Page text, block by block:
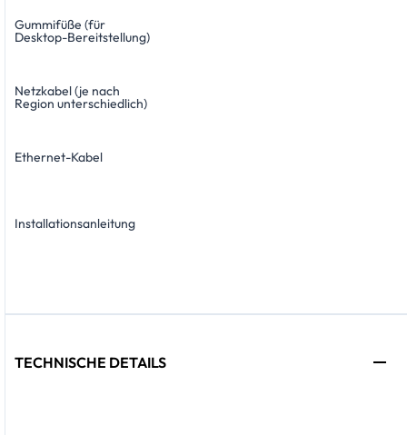
Gummifüße (für
Desktop-Bereitstellung)
Netzkabel (je nach
Region unterschiedlich)
Ethernet-Kabel
Installationsanleitung
TECHNISCHE DETAILS